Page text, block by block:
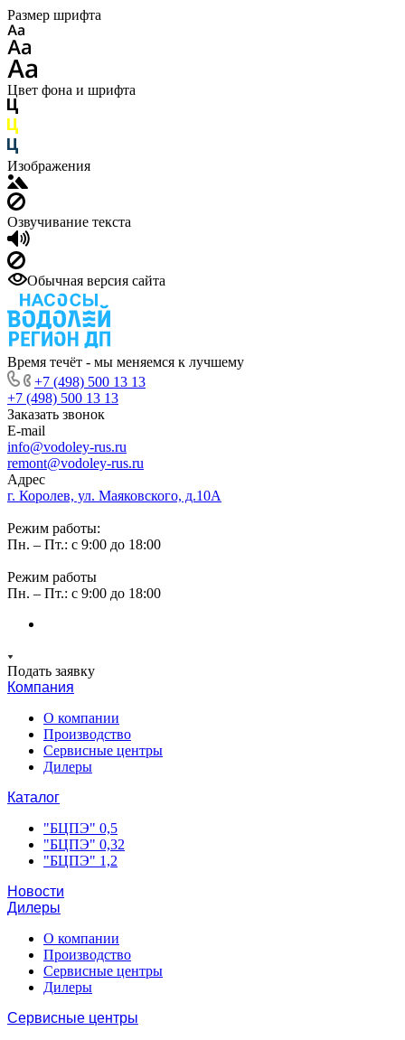
Размер шрифта
Цвет фона и шрифта
Изображения
Озвучивание текста
Обычная версия сайта
Время течёт - мы меняемся к лучшему
+7 (498) 500 13 13
+7 (498) 500 13 13
Заказать звонок
E-mail
info@vodoley-rus.ru
remont@vodoley-rus.ru
Адрес
г. Королев, ул. Маяковского, д.10А
Режим работы:
Пн. – Пт.: с 9:00 до 18:00
Режим работы
Пн. – Пт.: с 9:00 до 18:00
Подать заявку
Компания
О компании
Производство
Сервисные центры
Дилеры
Каталог
"БЦПЭ" 0,5
"БЦПЭ" 0,32
"БЦПЭ" 1,2
Новости
Дилеры
О компании
Производство
Сервисные центры
Дилеры
Сервисные центры